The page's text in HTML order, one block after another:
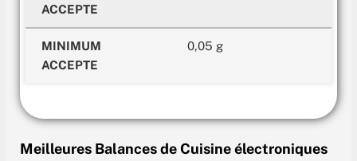
ACCEPTE
MINIMUM
ACCEPTE
0,05 g
Meilleures Balances de Cuisine électroniques